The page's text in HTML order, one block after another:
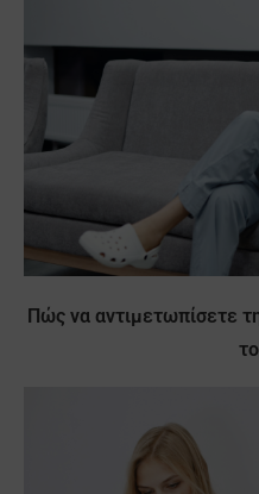
Πώς να αντιμετωπίσετε